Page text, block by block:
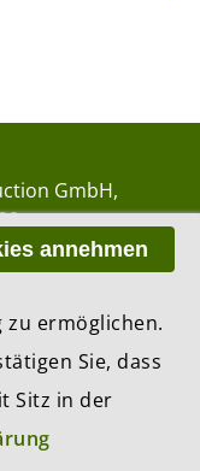
GmbH
, Zurich
annehmen
zu ermöglichen.
Sie, dass
Sitz in der